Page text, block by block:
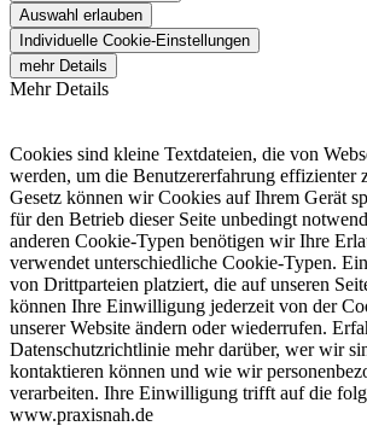
Auswahl erlauben
Individuelle Cookie-Einstellungen
mehr Details
Mehr Details
Cookies sind kleine Textdateien, die von
werden, um die Benutzererfahrung effizienter
Gesetz können wir Cookies auf Ihrem Gerät
für den Betrieb dieser Seite unbedingt
anderen Cookie-Typen benötigen wir Ihre
verwendet unterschiedliche Cookie-Typen.
von Drittparteien platziert, die auf unseren
können Ihre Einwilligung jederzeit von der
unserer Website ändern oder wiederrufen.
Datenschutzrichtlinie mehr darüber, wer wir
kontaktieren können und wie wir
verarbeiten. Ihre Einwilligung trifft auf die
www.praxisnah.de